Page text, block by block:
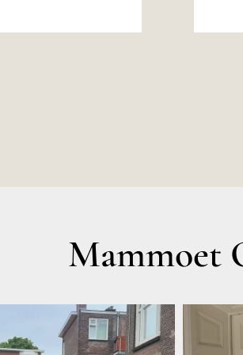
Mammoet